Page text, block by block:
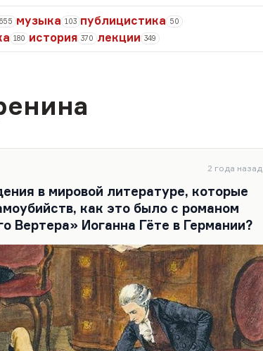
655 музыка 103 публицистика 50
180 история 370 лекции 349
2 года назад
в мировой литературе, которые
как это было с романом
Вертера» Иоганна Гёте в Германии?